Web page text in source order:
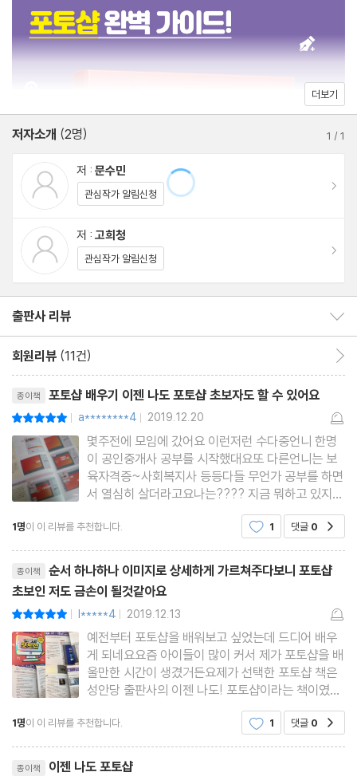
10 자유자재로 이미지 크기 조절하기
11 내맘대로 도큐먼트 크기 조절하기
14 다양한 속성의 레이어 종류 알아보기
15 가장 쉬운 합성! 레이어 블렌딩 모드 살펴보기
16 다양한 그래픽 효과! 레이어 스타일 살펴보기
17 한번에 자동으로 이미지 보정하기
18 밝고 선명하게! 명도와 대비 보정하기
19 균형 있게 색상/명도/채도 보정하기
20 드래그하는 대로 이미지 변형 및 보정하기
01 세련된 그러데이션 배경의 오픈 이벤트 만들기
02 공감 백배! 감성적인 카드뉴스 디자인하기
03 생생한 텍스처의 세일 이벤트 디자인하기
04 심플한 배색이 돋보이는 설문조사 이벤트 만들기
05 시선 집중! 쇼핑 이벤트 배너 디자인하기
06 만화, 웹툰처럼 코믹한 폭탄세일 배너 만들기
Part 3. 필요할 때 쏙! 뽑아 쓰는 그래픽 소스 디자인
01 이미지만 쏙! 누끼 작업으로 체험단 이벤트 만들기
02 사진을 판화처럼 만들어 카드뉴스 디자인하기
03 봄바람 휘날리며~ 봄날 세일 이벤트 디자인하기
04 나눌수록 행복한 크리스마스 선물 이벤트 만들기
05 팝아트 스타일의 히트 상품전 이벤트 디자인하기
06 전통적인 이미지를 합성한 여행 포스터 만들기
Part 4. 개성 있는 타이포그래피 디자인
더보기
저자소개 (2명) 1 /1
저 : 문수민
관심작가 알림신청
저 : 고희청
관심작가 알림신청
출판사 리뷰
회원리뷰 (11건)
종이책 포토샵 배우기 이젠 나도 포토샵 초보자도 할 수 있어요
| a********4 | 2019.12.20
몇주전에 모임에 갔어요 이런저런 수다중언니 한명
이 공인중개사 공부를 시작했대요또 다른언니는 보
육자격증~사회복지사 등등다들 무언가 공부를 하면
서 열심히 살더라고요나는???? 지금 뭐하고 있지?
맨날 바쁘다는 핑계만 둘러대고 시간 보내다이러면
안되겠다 싶어서 생각하다 예전부터 배워보고싶었던
포토샵 공부를 해보려고요블로그를 하면서 사진을
좀더 특별하게이쁘게 꾸며보
1명이 이 리뷰를 추천합니다. 1 댓글 0
종이책
순서 하나하나 이미지로 상세하게 가르쳐주다보니 포토샵
초보인 저도 금손이 될것같아요
| l*****4 | 2019.12.13
예전부터 포토샵을 배워보고 싶었는데 드디어 배우
게 되네요요즘 아이들이 많이 커서 제가 포토샵을 배
울만한 시간이 생겼거든요제가 선택한 포토샵 책은
성안당 출판사의 이젠 나도! 포토샵이라는 책이였어
요표지에 적힌대로 유튜브, 블로그, 온라인 스토에에
꼭 필요한 포토샵을 배워서금손이 되고 싶었어요이
책은 포토샵의 핵심 기능을 알려주는 포토샵 기본 학
습 가이드로핵심
1명이 이 리뷰를 추천합니다. 1 댓글 0
종이책 이젠 나도 포토샵